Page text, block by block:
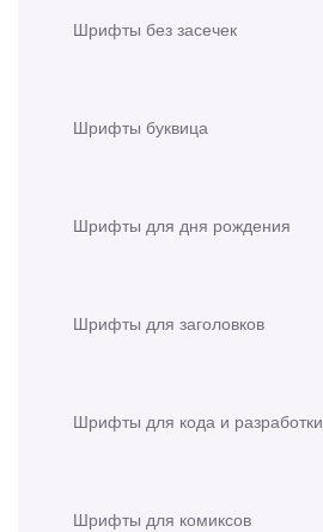
Шрифты без засечек
Шрифты буквица
Шрифты для дня рождения
Шрифты для заголовков
Шрифты для кода и разработки
Шрифты для комиксов